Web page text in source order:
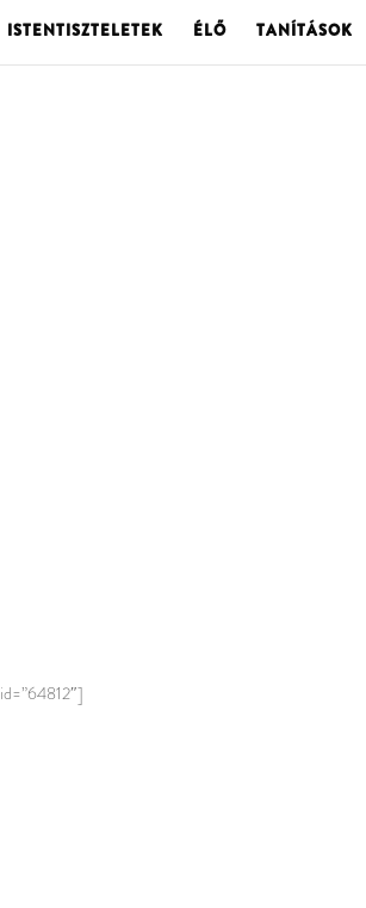
ISTENTISZTELETEK ÉLŐ TANÍTÁSOK